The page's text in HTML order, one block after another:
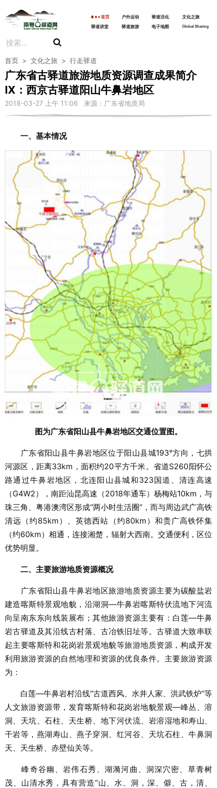
首页 户外运动 驿道活化
文化之旅
驿道讲堂
驿道旅游 电子地图 Global Sharing
首页 > 文化之旅 > 行走驿道
广东省古驿道旅游地质资源调查成果简介
Ⅸ：西京古驿道阳山牛鼻岩地区
2018-03-27 上午 11:06 来源：广东省地质局
一、基本情况
图为广东省阳山县牛鼻岩地区交通位置图。
广东省阳山县牛鼻岩地区位于阳山县城193°方向，七拱
河源区，距离33km，面积约20平方千米。省道S260阳怀公
路通过牛鼻岩地区，北连阳山县城和323国道、清连高速
（G4W2），南距汕昆高速（2018年通车）杨梅站10km，与
珠三角、粤港澳湾区形成“两小时生活圈”，而与周边武广高铁
清远（约85km）、英德西站（约80km）和贵广高铁怀集
（约60km）相通，连接湘楚，辐射大西南。交通便利，区位
优势明显。
二、主要旅游地质资源概况
广东省阳山县牛鼻岩地区旅游地质资源主要为碳酸盐岩
建造喀斯特景观地貌，沿湖洞—牛鼻岩喀斯特伏流地下河流
向呈南东东向线装展布；其他旅游资源主要有：白莲—牛鼻
岩古驿道及其沿线古村落、古冶铁旧址等。古驿道大致串联
起主要喀斯特和花岗岩景观地貌等旅游地质资源，构成开发
利用旅游资源的自然地理和资源的优良条件。主要旅游资源
为：
白莲—牛鼻岩村沿线“古道西风、水井人家、洪武铁炉”等
人文旅游资源带，发育喀斯特和花岗岩地貌景观—峰丛、溶
洞、天坑、石柱、天生桥、地下河伏流、岩溶湿地和寿山、
干岩等，燕湖寿山、燕子穿洞、红河谷、天坑石柱、牛鼻洞
天、天生桥、赤壁仙关等。
峰奇谷幽、岩伟石秀、湖漪河曲、洞深穴密、草青树
茂、山清水秀，具有营造“山、水、洞，深、僻、古，清、